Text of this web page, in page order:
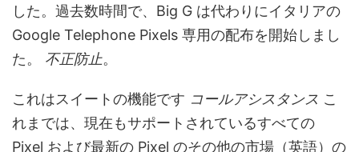
した。過去数時間で、Big G は代わりにイタリアの
Google Telephone Pixels 専用の配布を開始しまし
た。 不正防止。
これはスイートの機能です コールアシスタンス こ
れまでは、現在もサポートされているすべての
Pixel および最新の Pixel のその他の市場（英語）の